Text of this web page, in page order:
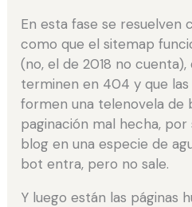
En esta fase se resuelven
como que el sitemap
(no, el de 2018 no cuenta),
terminen en 404 y que
formen una telenovela de
paginación mal hecha,
blog en una especie de
bot entra, pero no sale.
Y luego están las páginas